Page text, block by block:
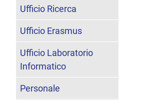
Ufficio Ricerca
Ufficio Erasmus
Ufficio Laboratorio
Informatico
Personale